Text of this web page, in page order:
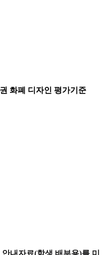
화폐 디자인 평가기준
내자료(학생 배부용)를 미